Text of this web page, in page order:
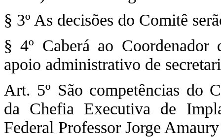
§ 3º As decisões do Comitê
§ 4º Caberá ao
apoio administrativo de
Art. 5º São competências do
da Chefia Executiva de
Federal Professor Jorge